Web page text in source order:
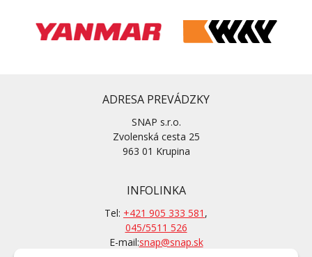
ADRESA PREVÁDZKY
SNAP s.r.o.
Zvolenská cesta 25
963 01 Krupina
INFOLINKA
Tel: +421 905 333 581 ,
045/5511 526
E-mail:snap@snap.sk